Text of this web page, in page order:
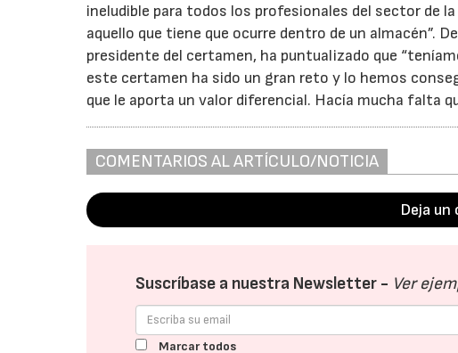
ineludible para todos los profesionales del sector
aquello que tiene que ocurre dentro de un almacén”.
presidente del certamen, ha puntualizado que
este certamen ha sido un gran reto y lo hemos
que le aporta un valor diferencial. Hacía mucha falta
COMENTARIOS AL ARTÍCULO/NOTICIA
Deja
Suscríbase a nuestra Newsletter - Ver
Marcar todos